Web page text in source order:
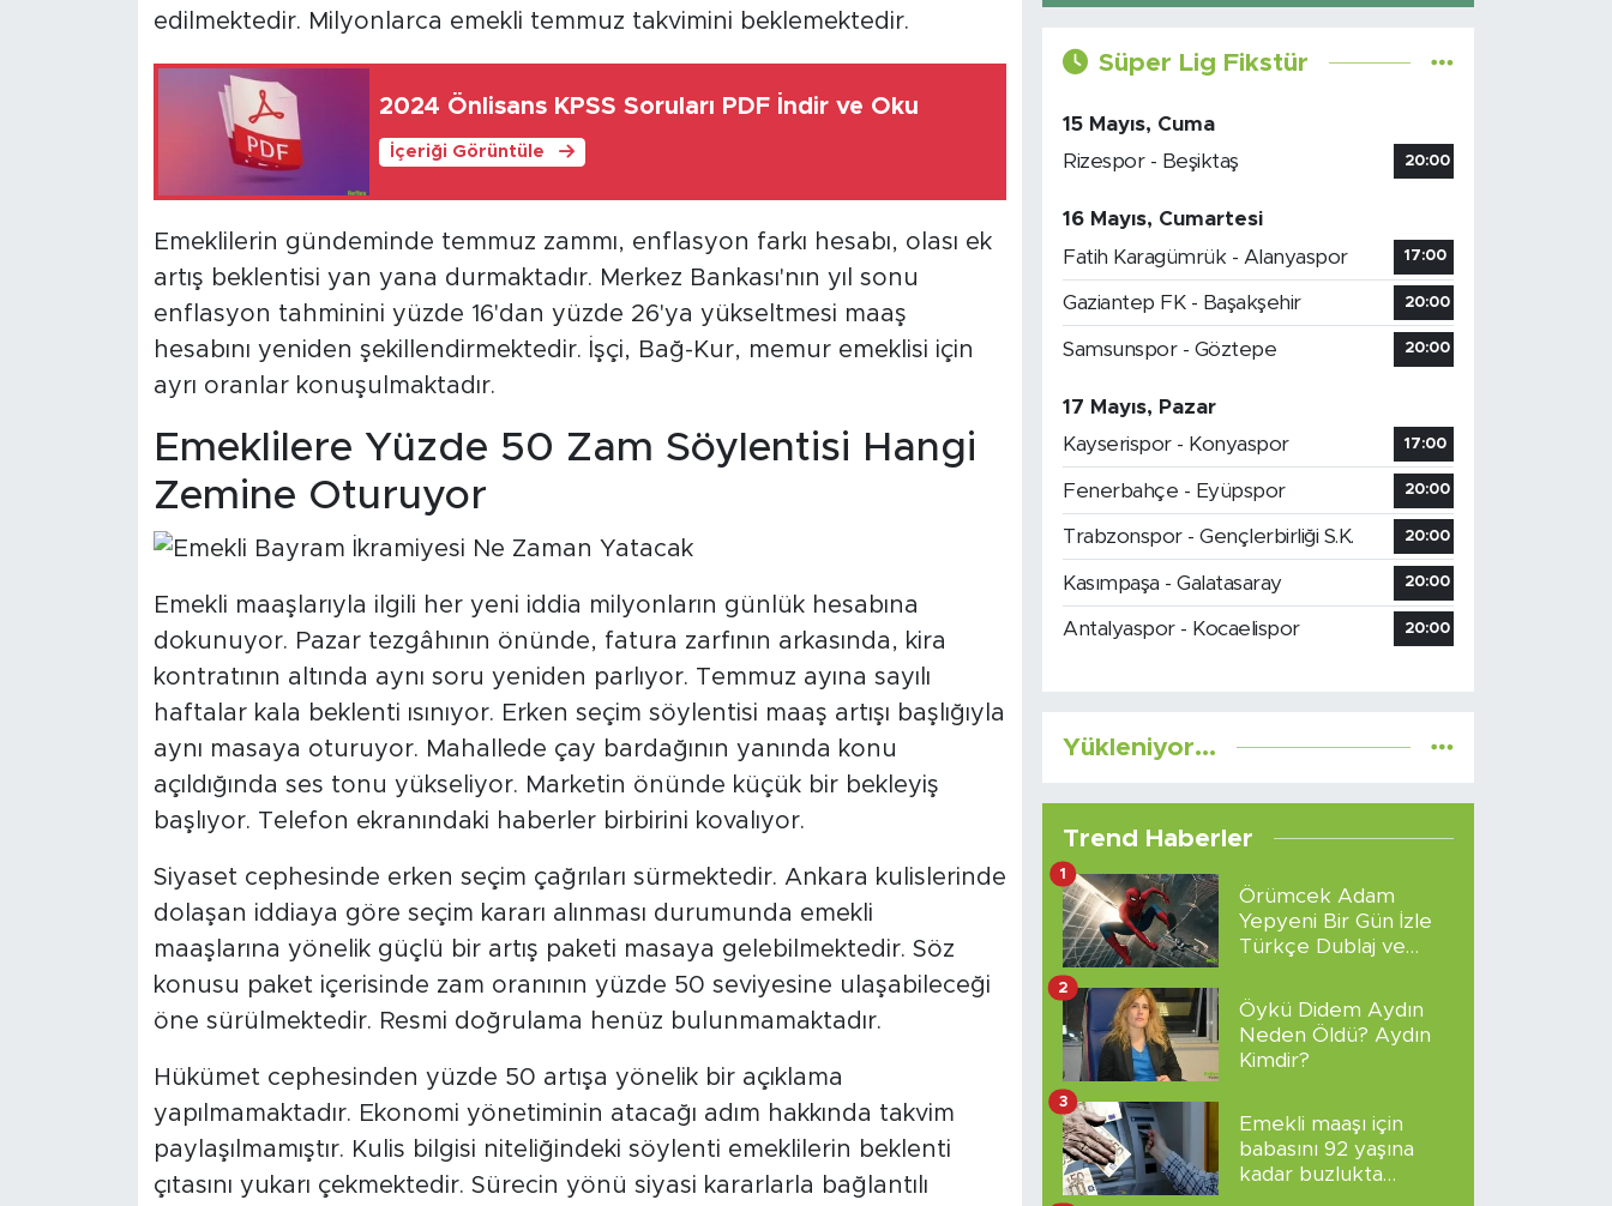
edilmektedir. Milyonlarca emekli temmuz takvimini beklemektedir.
2024 Önlisans KPSS Soruları PDF İndir ve Oku
İçeriği Görüntüle
Emeklilerin gündeminde temmuz zammı, enflasyon farkı hesabı, olası ek
artış beklentisi yan yana durmaktadır. Merkez Bankası'nın yıl sonu
enflasyon tahminini yüzde 16'dan yüzde 26'ya yükseltmesi maaş
hesabını yeniden şekillendirmektedir. İşçi, Bağ-Kur, memur emeklisi için
ayrı oranlar konuşulmaktadır.
Emeklilere Yüzde 50 Zam Söylentisi Hangi
Zemine Oturuyor
Emekli maaşlarıyla ilgili her yeni iddia milyonların günlük hesabına
dokunuyor. Pazar tezgâhının önünde, fatura zarfının arkasında, kira
kontratının altında aynı soru yeniden parlıyor. Temmuz ayına sayılı
haftalar kala beklenti ısınıyor. Erken seçim söylentisi maaş artışı başlığıyla
aynı masaya oturuyor. Mahallede çay bardağının yanında konu
açıldığında ses tonu yükseliyor. Marketin önünde küçük bir bekleyiş
başlıyor. Telefon ekranındaki haberler birbirini kovalıyor.
Siyaset cephesinde erken seçim çağrıları sürmektedir. Ankara kulislerinde
dolaşan iddiaya göre seçim kararı alınması durumunda emekli
maaşlarına yönelik güçlü bir artış paketi masaya gelebilmektedir. Söz
konusu paket içerisinde zam oranının yüzde 50 seviyesine ulaşabileceği
öne sürülmektedir. Resmi doğrulama henüz bulunmamaktadır.
Hükümet cephesinden yüzde 50 artışa yönelik bir açıklama
yapılmamaktadır. Ekonomi yönetiminin atacağı adım hakkında takvim
paylaşılmamıştır. Kulis bilgisi niteliğindeki söylenti emeklilerin beklenti
çıtasını yukarı çekmektedir. Sürecin yönü siyasi kararlarla bağlantılı
Süper Lig Fikstür
15 Mayıs, Cuma
Rizespor - Beşiktaş
20:00
16 Mayıs, Cumartesi
Fatih Karagümrük - Alanyaspor
17:00
Gaziantep FK - Başakşehir 20:00
Samsunspor - Göztepe 20:00
17 Mayıs, Pazar
Kayserispor - Konyaspor
17:00
Fenerbahçe - Eyüpspor 20:00
Trabzonspor - Gençlerbirliği S.K. 20:00
Kasımpaşa - Galatasaray 20:00
Antalyaspor - Kocaelispor 20:00
Yükleniyor...
Trend Haberler
Örümcek Adam
Yepyeni Bir Gün İzle
Türkçe Dublaj ve
1
Öykü Didem Aydın
Neden Öldü? Aydın
Kimdir?
2
Emekli maaşı için
babasını 92 yaşına
kadar buzlukta
3